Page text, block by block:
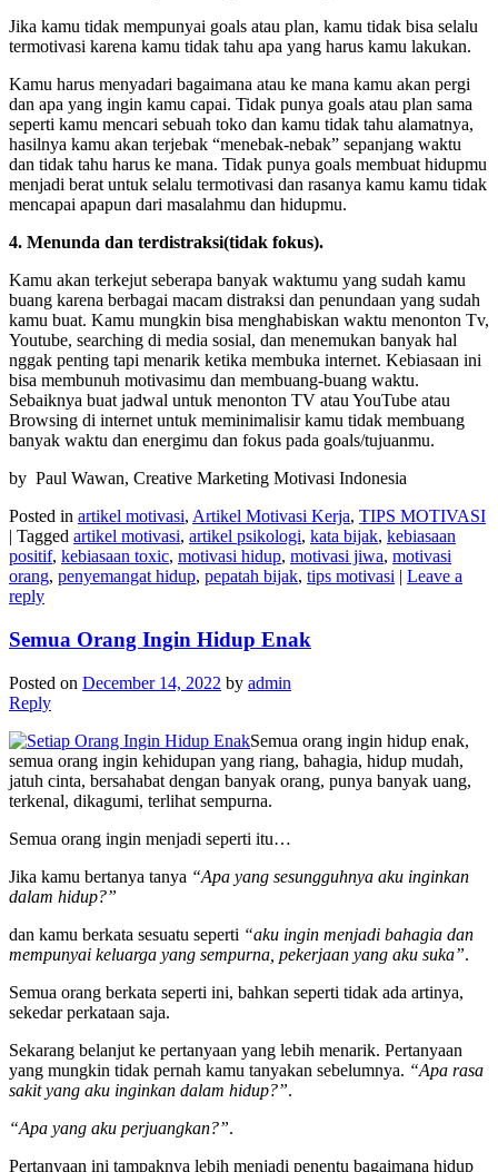
Jika kamu tidak mempunyai goals atau plan, kamu tidak bisa selalu
termotivasi karena kamu tidak tahu apa yang harus kamu lakukan.
Kamu harus menyadari bagaimana atau ke mana kamu akan pergi
dan apa yang ingin kamu capai. Tidak punya goals atau plan sama
seperti kamu mencari sebuah toko dan kamu tidak tahu alamatnya,
hasilnya kamu akan terjebak “menebak-nebak” sepanjang waktu
dan tidak tahu harus ke mana. Tidak punya goals membuat hidupmu
menjadi berat untuk selalu termotivasi dan rasanya kamu kamu tidak
mencapai apapun dari masalahmu dan hidupmu.
4. Menunda dan terdistraksi(tidak fokus).
Kamu akan terkejut seberapa banyak waktumu yang sudah kamu
buang karena berbagai macam distraksi dan penundaan yang sudah
kamu buat. Kamu mungkin bisa menghabiskan waktu menonton Tv,
Youtube, searching di media sosial, dan menemukan banyak hal
nggak penting tapi menarik ketika membuka internet. Kebiasaan ini
bisa membunuh motivasimu dan membuang-buang waktu.
Sebaiknya buat jadwal untuk menonton TV atau YouTube atau
Browsing di internet untuk meminimalisir kamu tidak membuang
banyak waktu dan energimu dan fokus pada goals/tujuanmu.
by Paul Wawan, Creative Marketing Motivasi Indonesia
Posted in artikel motivasi, Artikel Motivasi Kerja, TIPS MOTIVASI
| Tagged artikel motivasi, artikel psikologi, kata bijak, kebiasaan
positif, kebiasaan toxic, motivasi hidup, motivasi jiwa, motivasi
orang, penyemangat hidup, pepatah bijak, tips motivasi | Leave a
reply
Semua Orang Ingin Hidup Enak
Posted on December 14, 2022 by admin
Reply
Semua orang ingin hidup enak,
semua orang ingin kehidupan yang riang, bahagia, hidup mudah,
jatuh cinta, bersahabat dengan banyak orang, punya banyak uang,
terkenal, dikagumi, terlihat sempurna.
Semua orang ingin menjadi seperti itu…
Jika kamu bertanya tanya “Apa yang sesungguhnya aku inginkan
dalam hidup?”
dan kamu berkata sesuatu seperti “aku ingin menjadi bahagia dan
mempunyai keluarga yang sempurna, pekerjaan yang aku suka”.
Semua orang berkata seperti ini, bahkan seperti tidak ada artinya,
sekedar perkataan saja.
Sekarang belanjut ke pertanyaan yang lebih menarik. Pertanyaan
yang mungkin tidak pernah kamu tanyakan sebelumnya. “Apa rasa
sakit yang aku inginkan dalam hidup?”.
“Apa yang aku perjuangkan?”.
Pertanyaan ini tampaknya lebih menjadi penentu bagaimana hidup